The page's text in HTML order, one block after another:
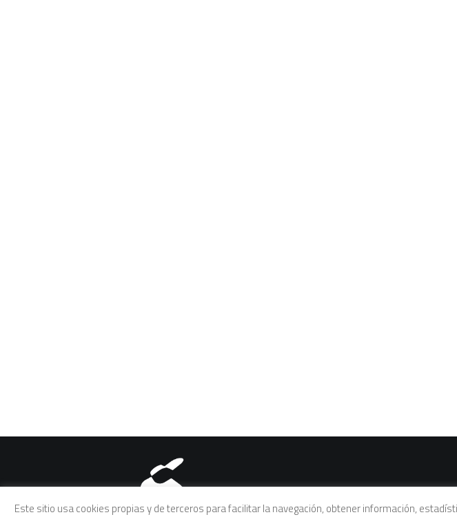
Aviso legal|Política de privacidad|Política de cookies|
Este sitio usa cookies propias y de terceros para facilitar la navegación, obtener información,